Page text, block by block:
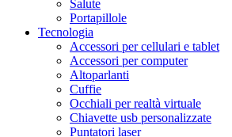
Salute
Portapillole
Tecnologia
Accessori per cellulari e tablet
Accessori per computer
Altoparlanti
Cuffie
Occhiali per realtà virtuale
Chiavette usb personalizzate
Puntatori laser